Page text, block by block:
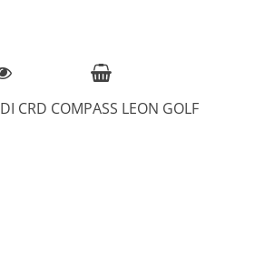
CRD COMPASS LEON GOLF